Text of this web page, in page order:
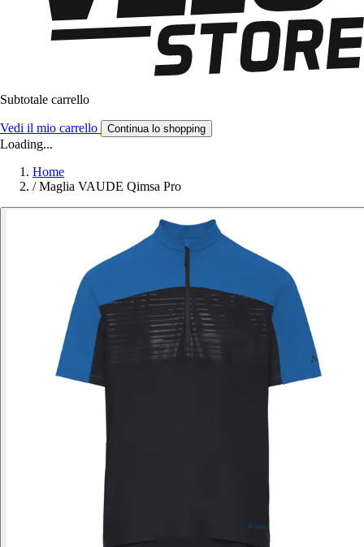
Subtotale carrello
Vedi il mio carrello Continua lo shopping
Loading...
Home
/ Maglia VAUDE Qimsa Pro